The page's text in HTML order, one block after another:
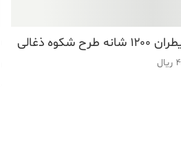
شکوه ذغالی
ریال